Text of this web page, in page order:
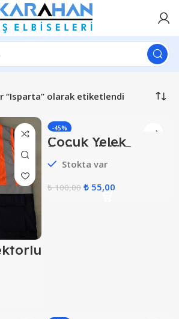
“Isparta” olarak etiketlendi
-45%
HOT
Çocuk Yelek
Reflektörlü Beyaz
Stokta var
₺100,00 ₺ 55,00